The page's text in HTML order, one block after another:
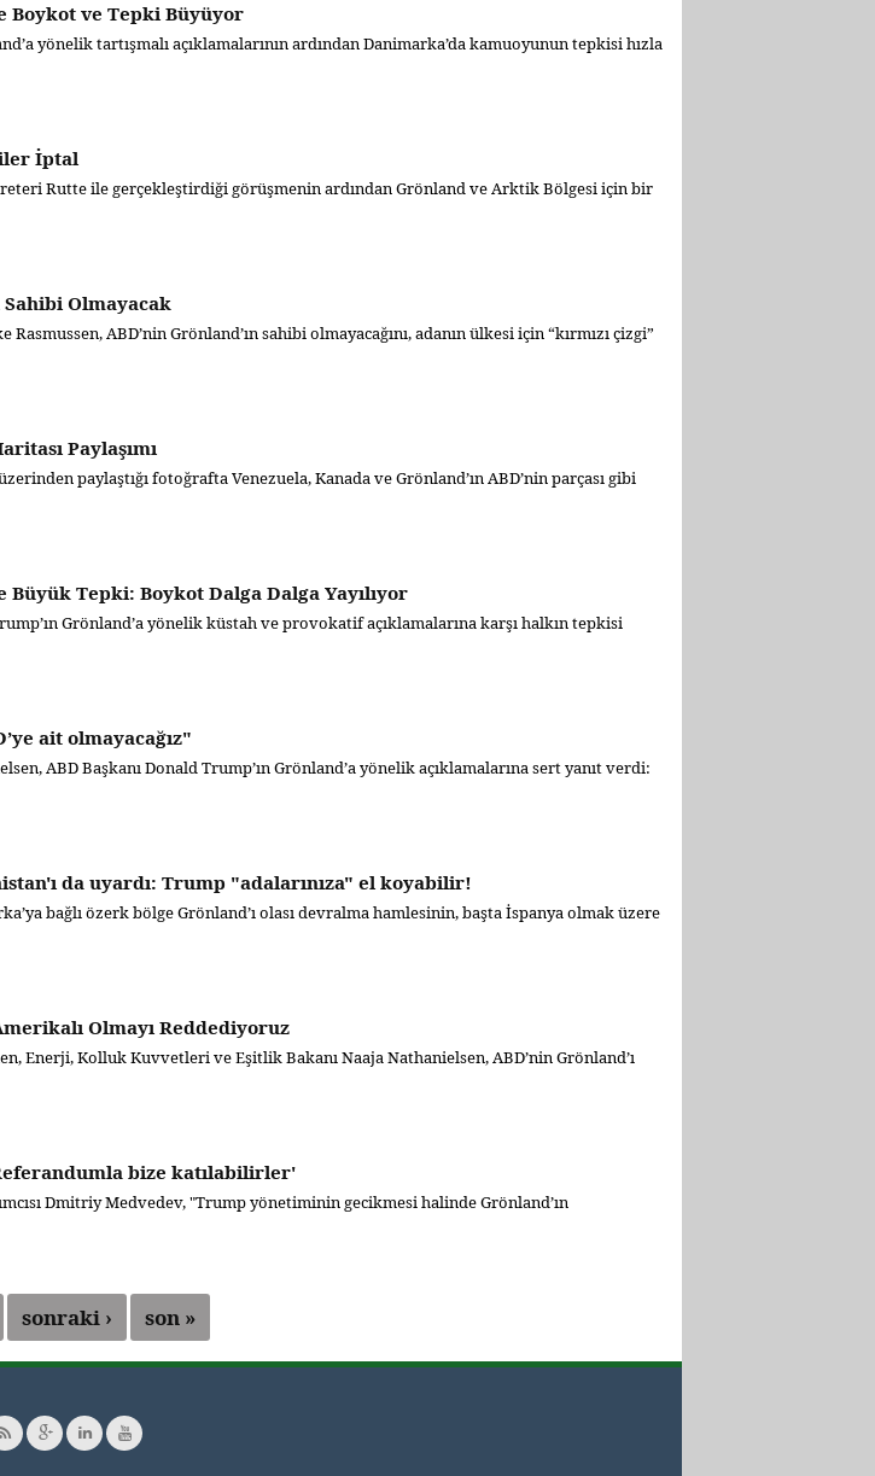
Boykot ve Tepki Büyüyor
yönelik tartışmalı açıklamalarının ardından Danimarka’da kamuoyunun tepkisi hızla
İptal
Rutte ile gerçekleştirdiği görüşmenin ardından Grönland ve Arktik Bölgesi için bir
Sahibi Olmayacak
ABD’nin Grönland’ın sahibi olmayacağını, adanın ülkesi için “kırmızı çizgi”
Paylaşımı
paylaştığı fotoğrafta Venezuela, Kanada ve Grönland’ın ABD’nin parçası gibi
Tepki: Boykot Dalga Dalga Yayılıyor
Grönland’a yönelik küstah ve provokatif açıklamalarına karşı halkın tepkisi
ait olmayacağız"
ABD Başkanı Donald Trump’ın Grönland’a yönelik açıklamalarına sert yanıt verdi:
da uyardı: Trump "adalarınıza" el koyabilir!
bağlı özerk bölge Grönland’ı olası devralma hamlesinin, başta İspanya olmak üzere
Olmayı Reddediyoruz
Enerji, Kolluk Kuvvetleri ve Eşitlik Bakanı Naaja Nathanielsen, ABD’nin Grönland’ı
bize katılabilirler'
Dmitriy Medvedev, "Trump yönetiminin gecikmesi halinde Grönland’ın
sonraki › son »